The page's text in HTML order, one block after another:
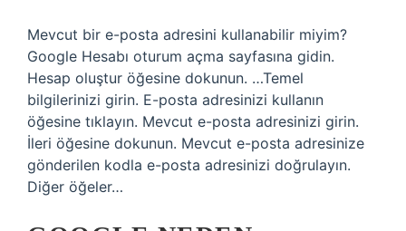
Mevcut bir e-posta adresini kullanabilir miyim?
Google Hesabı oturum açma sayfasına gidin.
Hesap oluştur öğesine dokunun. …Temel
bilgilerinizi girin. E-posta adresinizi kullanın
öğesine tıklayın. Mevcut e-posta adresinizi girin.
İleri öğesine dokunun. Mevcut e-posta adresinize
gönderilen kodla e-posta adresinizi doğrulayın.
Diğer öğeler…